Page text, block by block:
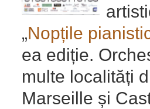
„Nopțile
ea ediție.
multe localități
Marseille și